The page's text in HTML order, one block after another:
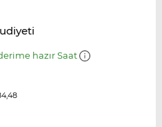
hazır Saat